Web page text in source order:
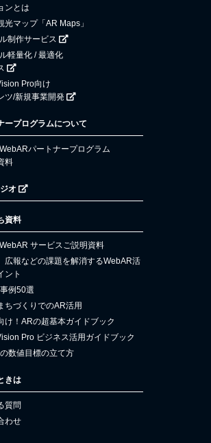
ンとは
光マップ「AR Maps」
制作サービス
軽量化 / 最適化
Pro向け
ツ/新規事業開発
ープログラムについて
パートナープログラム
料
オ
資料
サービスご説明資料
広報などの課題を解消するWebAR活
ント
例50選
ちづくりでのAR活用
け！ARの超基本ガイドブック
Pro ビジネス活用ガイドブック
数値目標の立て方
きは
質問
わせ